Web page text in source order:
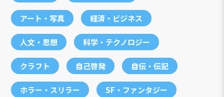
アート・写真 経済・ビジネス
人文・思想 科学・テクノロジー
クラフト 自己啓発 自伝・伝記
ホラー・スリラー SF・ファンタジー